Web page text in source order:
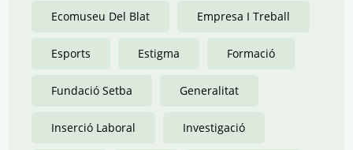
Ecomuseu Del Blat Empresa I Treball
Esports Estigma Formació
Fundació Setba Generalitat
Inserció Laboral Investigació